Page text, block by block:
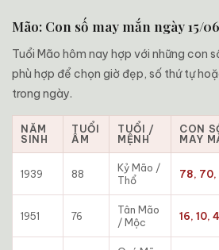
Mão: Con số may mắn ngày 15/
Tuổi Mão hôm nay hợp với những con
phù hợp để chọn giờ đẹp, số thứ tự
trong ngày.
NĂM
SINH
TUỔI
ÂM
TUỔI /
MỆNH
CON
MAY
1939 88
Kỷ Mão /
Thổ
78, 70,
1951 76
Tân Mão
/ Mộc
16, 10,